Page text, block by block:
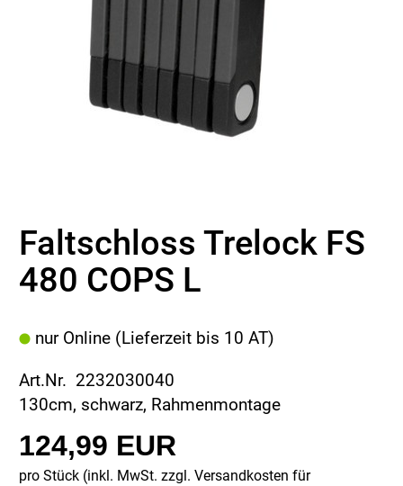
Faltschloss Trelock FS
480 COPS L
nur Online (Lieferzeit bis 10 AT)
Art.Nr. 2232030040
130cm, schwarz, Rahmenmontage
124,99 EUR
pro Stück (inkl. MwSt. zzgl. Versandkosten für